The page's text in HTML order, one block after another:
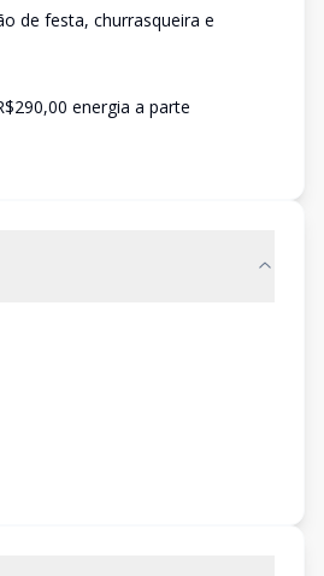
de festa, churrasqueira e
energia a parte